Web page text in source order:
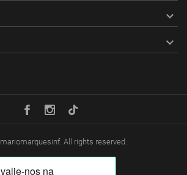


mariomarquesinf. All rights reserved.